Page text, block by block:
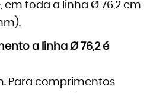
em toda a linha Ø 76,2 em
a linha Ø 76,2 é
Para comprimentos